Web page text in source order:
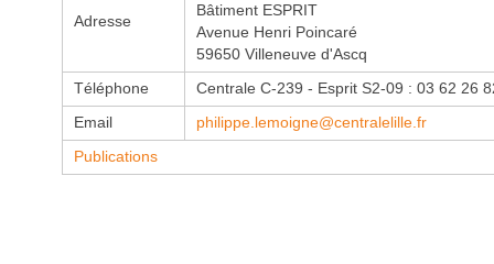
Adresse
Bâtiment ESPRIT
Avenue Henri Poincaré
59650 Villeneuve d'Ascq
Téléphone Centrale C-239 - Esprit S2-09 : 03 62 26
Email philippe.lemoigne@centralelille.fr
Publications